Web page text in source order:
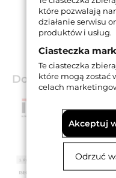
Dokumenty
które pozwalają
działanie serwisu
produktów i usług.
Ciasteczka
Te ciasteczka
które mogą zostać
celach
Akceptuj
Odrzuć